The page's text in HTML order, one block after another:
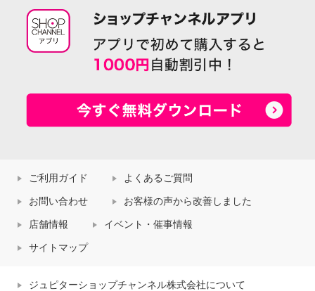
ご利用ガイド よくあるご質問
お問い合わせ お客様の声から改善しました
店舗情報 イベント・催事情報
サイトマップ
ジュピターショップチャンネル株式会社について